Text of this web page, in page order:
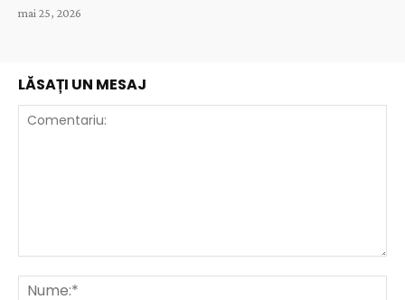
mai 25, 2026
LĂSAȚI UN MESAJ